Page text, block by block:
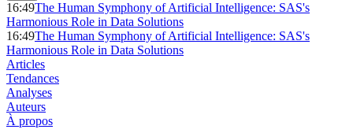
16:49The Human Symphony of Artificial Intelligence: SAS's
Harmonious Role in Data Solutions
16:49The Human Symphony of Artificial Intelligence: SAS's
Harmonious Role in Data Solutions
Articles
Tendances
Analyses
Auteurs
À propos